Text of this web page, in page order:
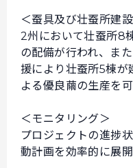
＜蚕具及び壮蚕所建
2州において壮蚕所8
の配備が行われ、ま
援により壮蚕所5棟が
よる優良繭の生産を
＜モニタリング＞
プロジェクトの進捗
動計画を効率的に展開